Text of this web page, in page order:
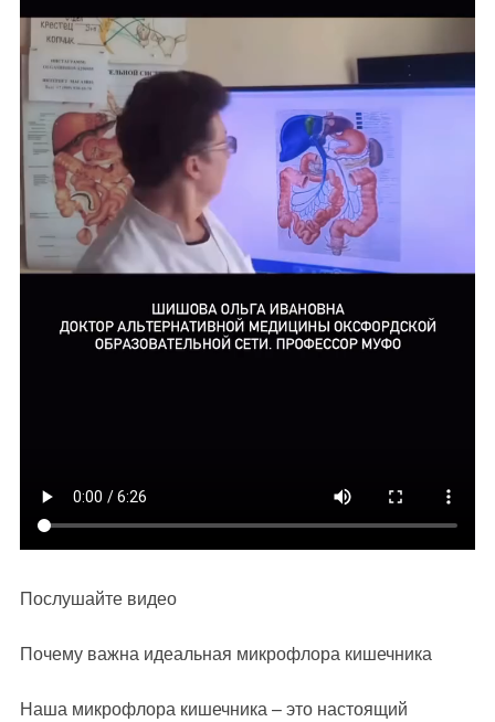
Послушайте видео
Почему важна идеальная микрофлора кишечника
Наша микрофлора кишечника – это настоящий